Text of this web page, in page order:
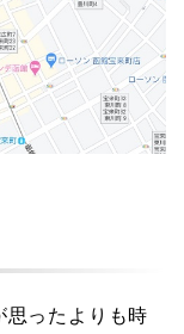
思ったよりも時